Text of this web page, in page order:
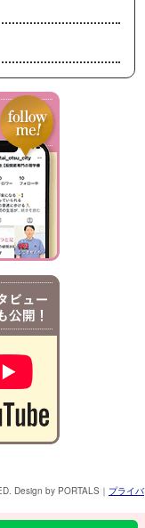
Design by PORTALS ｜ プライバ